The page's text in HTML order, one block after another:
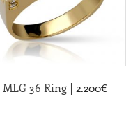
MLG 36 Ring | 2.200€